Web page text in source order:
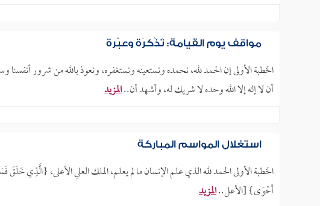
مواقف يوم القيامة: تَذْكِرَة وعِبْرة
الخطبة الأولى إن الحمد لله، نحمده ونستعينه ونستغفره، ونعوذ بالله من شرور
أن لا إله إلا الله وحده لا شريك له، وأشهد أن..المزيد
استغلال المواسم المباركة
أَحْوَى} [الأعل..المزيد